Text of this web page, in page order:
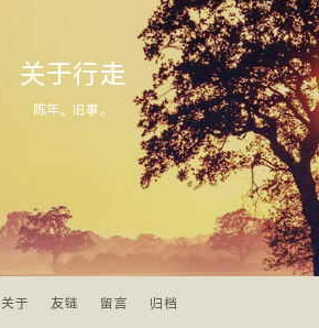
关于行走
陈年。旧事。
关于 友链 留言 归档